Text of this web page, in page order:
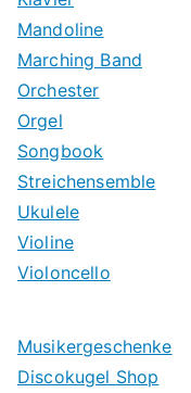
Mandoline
Marching Band
Orchester
Orgel
Songbook
Streichensemble
Ukulele
Violine
Violoncello
Musikergeschenke
Discokugel Shop